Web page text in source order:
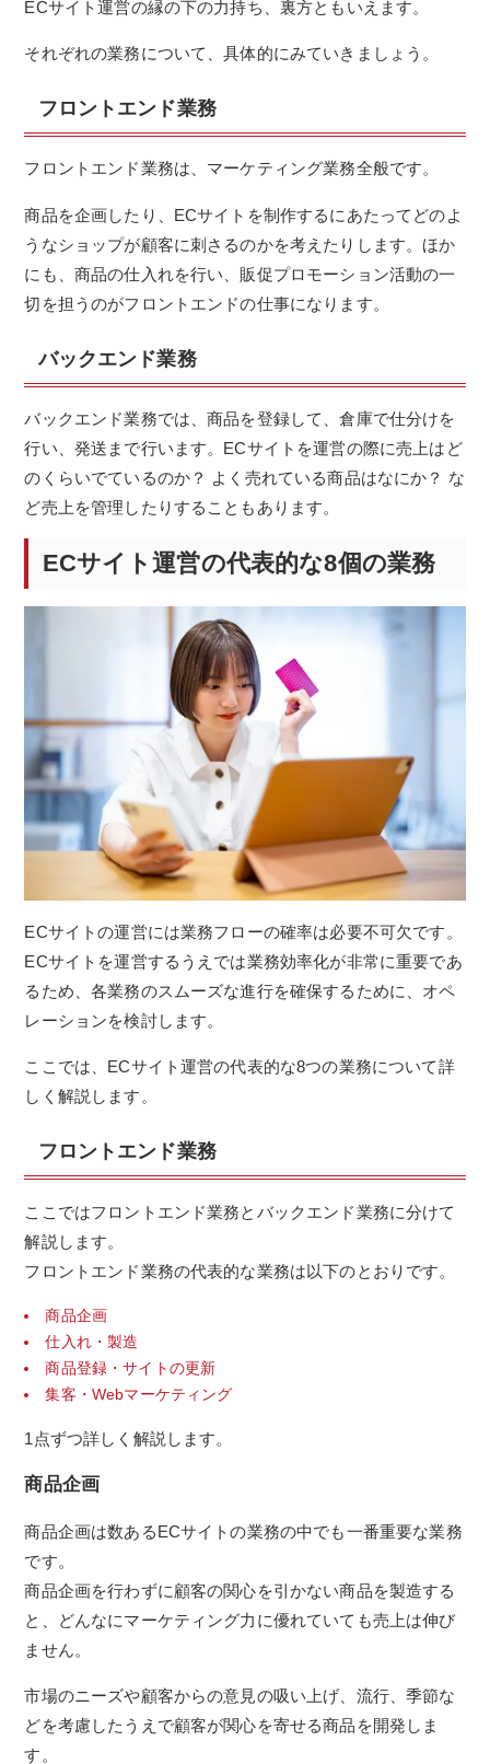
ECサイト運営の縁の下の力持ち、裏方ともいえます。
それぞれの業務について、具体的にみていきましょう。
フロントエンド業務
フロントエンド業務は、マーケティング業務全般です。
商品を企画したり、ECサイトを制作するにあたってどのよ
うなショップが顧客に刺さるのかを考えたりします。ほか
にも、商品の仕入れを行い、販促プロモーション活動の一
切を担うのがフロントエンドの仕事になります。
バックエンド業務
バックエンド業務では、商品を登録して、倉庫で仕分けを
行い、発送まで行います。ECサイトを運営の際に売上はど
のくらいでているのか？ よく売れている商品はなにか？ な
ど売上を管理したりすることもあります。
ECサイト運営の代表的な8個の業務
ECサイトの運営には業務フローの確率は必要不可欠です。
ECサイトを運営するうえでは業務効率化が非常に重要であ
るため、各業務のスムーズな進行を確保するために、オペ
レーションを検討します。
ここでは、ECサイト運営の代表的な8つの業務について詳
しく解説します。
フロントエンド業務
ここではフロントエンド業務とバックエンド業務に分けて
解説します。
フロントエンド業務の代表的な業務は以下のとおりです。
商品企画
仕入れ・製造
商品登録・サイトの更新
集客・Webマーケティング
1点ずつ詳しく解説します。
商品企画
商品企画は数あるECサイトの業務の中でも一番重要な業務
です。
商品企画を行わずに顧客の関心を引かない商品を製造する
と、どんなにマーケティング力に優れていても売上は伸び
ません。
市場のニーズや顧客からの意見の吸い上げ、流行、季節な
どを考慮したうえで顧客が関心を寄せる商品を開発しま
す。